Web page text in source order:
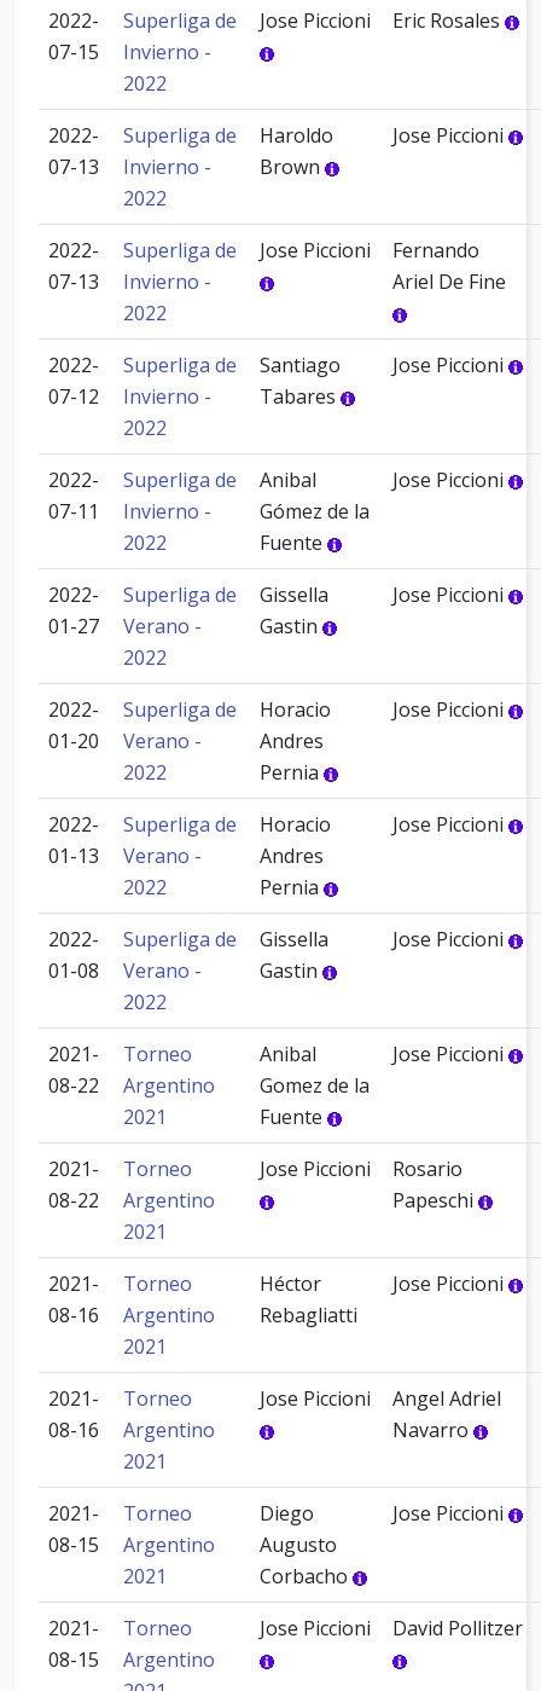
2022-
07-15
Superliga de
Invierno -
2022
Jose Piccioni Eric Rosales
2022-
07-13
Superliga de
Invierno -
2022
Haroldo
Brown
Jose Piccioni
2022-
07-13
Superliga de
Invierno -
2022
Jose Piccioni
Fernando
Ariel De Fine
2022-
07-12
Superliga de
Invierno -
2022
Santiago
Tabares
Jose Piccioni
2022-
07-11
Superliga de
Invierno -
2022
Anibal
Gómez de la
Fuente
Jose Piccioni
2022-
01-27
Superliga de
Verano -
2022
Gissella
Gastin
Jose Piccioni
2022-
01-20
Superliga de
Verano -
2022
Horacio
Andres
Pernia
Jose Piccioni
2022-
01-13
Superliga de
Verano -
2022
Horacio
Andres
Pernia
Jose Piccioni
2022-
01-08
Superliga de
Verano -
2022
Gissella
Gastin
Jose Piccioni
2021-
08-22
Torneo
Argentino
2021
Anibal
Gomez de la
Fuente
Jose Piccioni
2021-
08-22
Torneo
Argentino
2021
Jose Piccioni
Rosario
Papeschi
2021-
08-16
Torneo
Argentino
2021
Héctor
Rebagliatti
Jose Piccioni
2021-
08-16
Torneo
Argentino
2021
Jose Piccioni
Angel Adriel
Navarro
2021-
08-15
Torneo
Argentino
2021
Diego
Augusto
Corbacho
Jose Piccioni
2021-
08-15
Torneo
Argentino
Jose Piccioni David Pollitzer